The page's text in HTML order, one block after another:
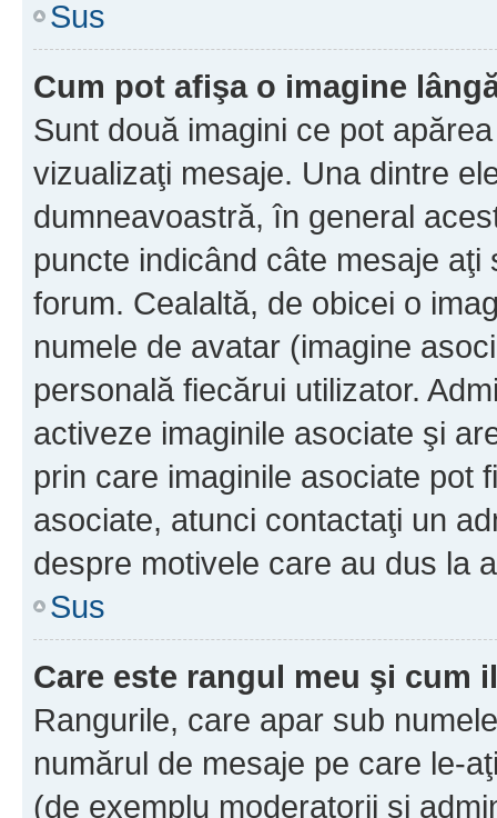
Sus
Cum pot afişa o imagine
Sunt două imagini ce pot
vizualizaţi mesaje. Una dintre
dumneavoastră, în general
puncte indicând câte mesaje
forum. Cealaltă, de obicei o
numele de avatar (imagine
personală fiecărui utilizator.
activeze imaginile asociate şi
prin care imaginile asociate pot
asociate, atunci contactaţi un
despre motivele care au dus la
Sus
Care este rangul meu şi cum
Rangurile, care apar sub
numărul de mesaje pe care le-
(de exemplu moderatorii şi